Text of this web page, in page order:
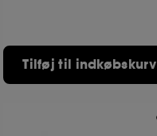
Tilføj til indkøbskurv